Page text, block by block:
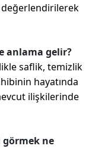
anlama gelir?
saflik, temizlik
hayatında
ilişkilerinde
ne